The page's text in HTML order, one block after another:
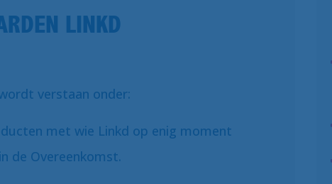
LINKD
verstaan onder:
met wie Linkd op enig moment
de Overeenkomst.